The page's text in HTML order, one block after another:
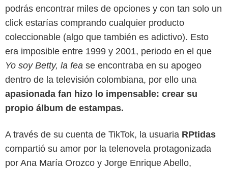
podrás encontrar miles de opciones y con tan solo un
click estarías comprando cualquier producto
coleccionable (algo que también es adictivo). Esto
era imposible entre 1999 y 2001, periodo en el que
Yo soy Betty, la fea se encontraba en su apogeo
dentro de la televisión colombiana, por ello una
apasionada fan hizo lo impensable: crear su
propio álbum de estampas.
A través de su cuenta de TikTok, la usuaria RPtidas
compartió su amor por la telenovela protagonizada
por Ana María Orozco y Jorge Enrique Abello,
RCN Televisión